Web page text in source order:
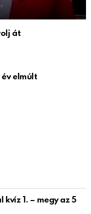
át
év elmúlt
kvíz 1. – megy az 5